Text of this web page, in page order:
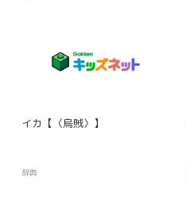
イカ【〈烏賊〉】
辞典